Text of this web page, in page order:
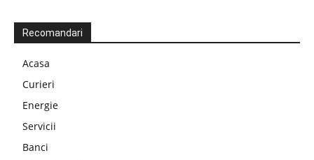
Recomandari
Acasa
Curieri
Energie
Servicii
Banci